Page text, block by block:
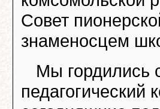
Совет
знаменосцем
Мы гордились
педагогический